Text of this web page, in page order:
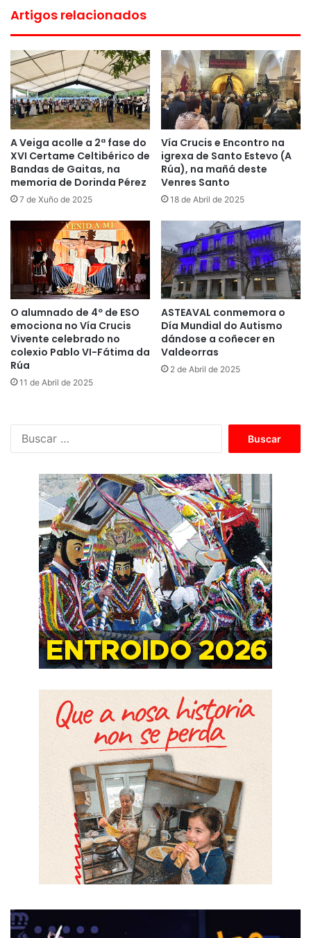
Artigos relacionados
A Veiga acolle a 2ª fase do
XVI Certame Celtibérico de
Bandas de Gaitas, na
memoria de Dorinda Pérez
7 de Xuño de 2025
Vía Crucis e Encontro na
igrexa de Santo Estevo (A
Rúa), na mañá deste
Venres Santo
18 de Abril de 2025
O alumnado de 4º de ESO
emociona no Vía Crucis
Vivente celebrado no
colexio Pablo VI-Fátima da
Rúa
11 de Abril de 2025
ASTEAVAL conmemora o
Día Mundial do Autismo
dándose a coñecer en
Valdeorras
2 de Abril de 2025
c
a
r
: